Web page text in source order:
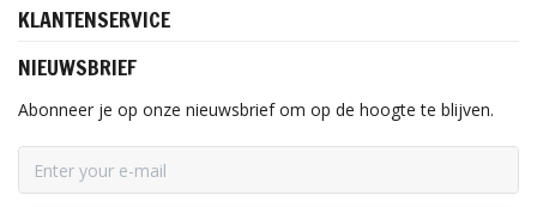
KLANTENSERVICE
NIEUWSBRIEF
Abonneer je op onze nieuwsbrief om op de hoogte te blijven.